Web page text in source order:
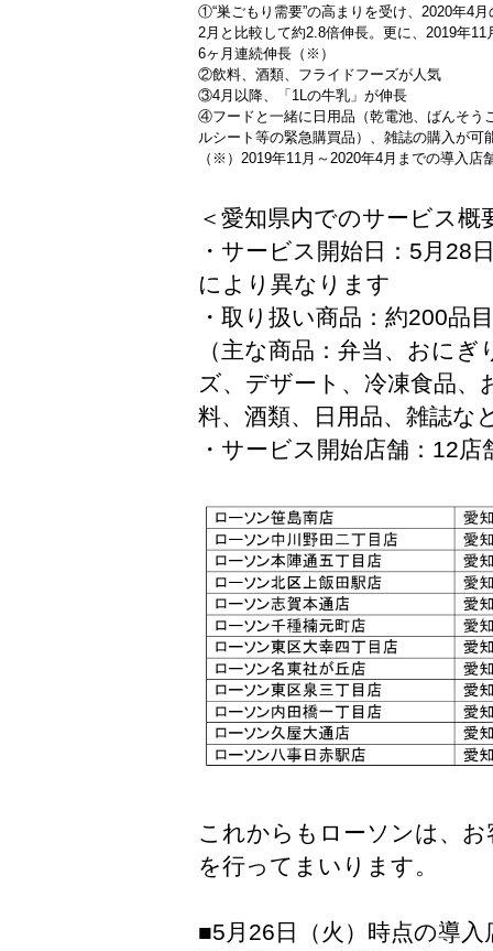
①“巣ごもり需要”の高まりを受け、2020年4月
2月と比較して約2.8倍伸長。更に、2019年11
6ヶ月連続伸長（※）
②飲料、酒類、フライドフーズが人気
③4月以降、「1Lの牛乳」が伸長
④フードと一緒に日用品（乾電池、ばんそう
ルシート等の緊急購買品）、雑誌の購入が可
（※）2019年11月～2020年4月までの導入店
＜愛知県内でのサービス概
・サービス開始日：5月
により異なります
・取り扱い商品：約200品目
（主な商品：弁当、おに
ズ、デザート、冷凍食品、
料、酒類、日用品、雑誌な
・サービス開始店舗：12店
これからもローソンは、
を行ってまいります。
■5月26日（火）時点の導入